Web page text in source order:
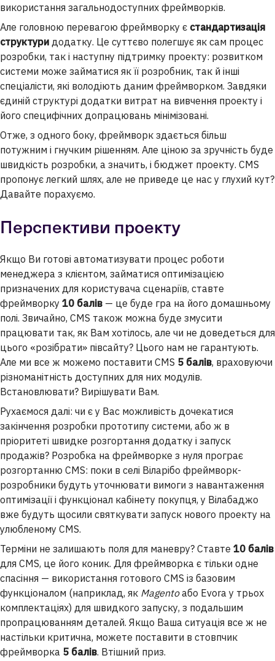
використання загальнодоступних фреймворків.
Але головною перевагою фреймворку є стандартизація
структури додатку. Це суттєво полегшує як сам процес
розробки, так і наступну підтримку проекту: розвитком
системи може займатися як її розробник, так й інші
спеціалісти, які володіють даним фреймворком. Завдяки
єдиній структурі додатки витрат на вивчення проекту і
його специфічних допрацювань мінімізовані.
Отже, з одного боку, фреймворк здається більш
потужним і гнучким рішенням. Але ціною за зручність буде
швидкість розробки, а значить, і бюджет проекту. CMS
пропонує легкий шлях, але не приведе це нас у глухий кут?
Давайте порахуємо.
Перспективи проекту
Якщо Ви готові автоматизувати процес роботи
менеджера з клієнтом, займатися оптимізацією
призначених для користувача сценаріїв, ставте
фреймворку 10 балів — це буде гра на його домашньому
полі. Звичайно, CMS також можна буде змусити
працювати так, як Вам хотілось, але чи не доведеться для
цього «розібрати» півсайту? Цього нам не гарантують.
Але ми все ж можемо поставити CMS 5 балів, враховуючи
різноманітність доступних для них модулів.
Встановлювати? Вирішувати Вам.
Рухаємося далі: чи є у Вас можливість дочекатися
закінчення розробки прототипу системи, або ж в
пріоритеті швидке розгортання додатку і запуск
продажів? Розробка на фреймворке з нуля програє
розгортанню CMS: поки в селі Віларібо фреймворк-
розробники будуть уточнювати вимоги з навантаження
оптимізації і функціонал кабінету покупця, у Вілабаджо
вже будуть щосили святкувати запуск нового проекту на
улюбленому CMS.
Терміни не залишають поля для маневру? Ставте 10 балів
для CMS, це його коник. Для фреймворка є тільки одне
спасіння — використання готового CMS із базовим
функціоналом (наприклад, як Magentoабо Evora у трьох
комплектаціях) для швидкого запуску, з подальшим
пропрацюванням деталей. Якщо Ваша ситуація все ж не
настільки критична, можете поставити в стовпчик
фреймворка 5 балів. Втішний приз.